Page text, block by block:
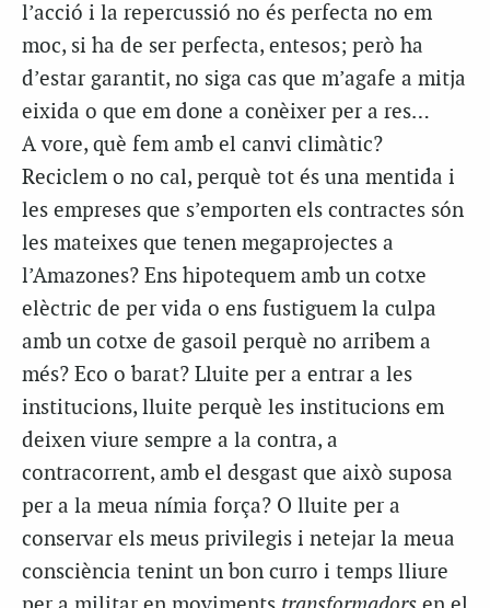
l’acció i la repercussió no és perfecta no em
moc, si ha de ser perfecta, entesos; però ha
d’estar garantit, no siga cas que m’agafe a mitja
eixida o que em done a conèixer per a res…
A vore, què fem amb el canvi climàtic?
Reciclem o no cal, perquè tot és una mentida i
les empreses que s’emporten els contractes són
les mateixes que tenen megaprojectes a
l’Amazones? Ens hipotequem amb un cotxe
elèctric de per vida o ens fustiguem la culpa
amb un cotxe de gasoil perquè no arribem a
més? Eco o barat? Lluite per a entrar a les
institucions, lluite perquè les institucions em
deixen viure sempre a la contra, a
contracorrent, amb el desgast que això suposa
per a la meua nímia força? O lluite per a
conservar els meus privilegis i netejar la meua
consciència tenint un bon curro i temps lliure